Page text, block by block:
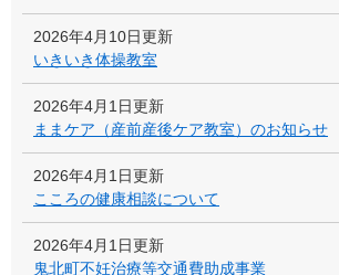
2026年4月10日更新
いきいき体操教室
2026年4月1日更新
ままケア（産前産後ケア教室）のお知らせ
2026年4月1日更新
こころの健康相談について
2026年4月1日更新
鬼北町不妊治療等交通費助成事業